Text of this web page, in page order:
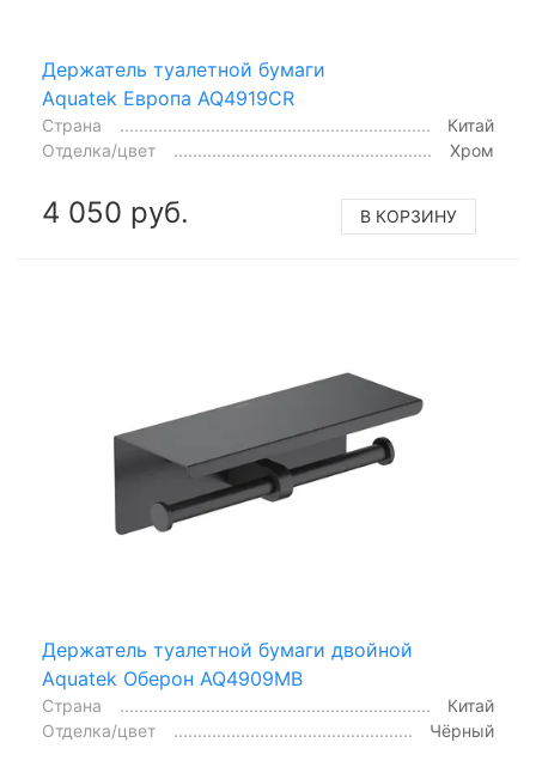
Держатель туалетной бумаги
Aquatek Европа AQ4919CR
Страна
Китай
Отделка/цвет
Хром
4 050 руб. В КОРЗИНУ
Держатель туалетной бумаги двойной
Aquatek Оберон AQ4909MB
Страна
Китай
Отделка/цвет
Чёрный